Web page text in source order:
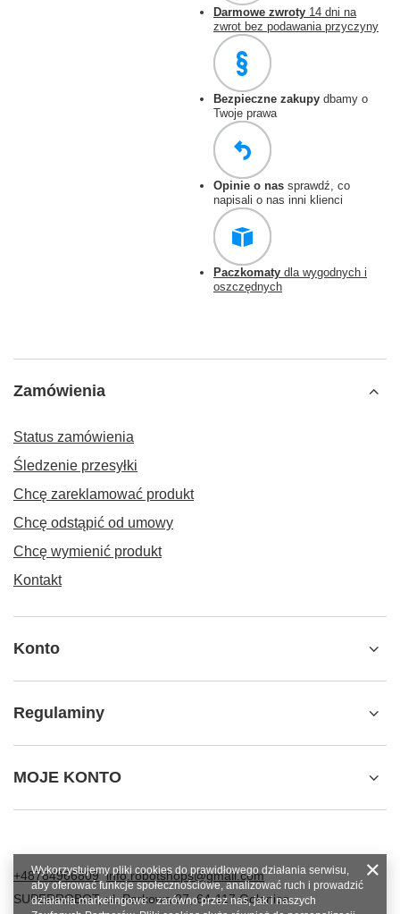
Darmowe zwroty 14 dni na
zwrot bez podawania przyczyny
Bezpieczne zakupy dbamy o
Twoje prawa
Opinie o nas sprawdź, co
napisali o nas inni klienci
Paczkomaty dla wygodnych i
oszczędnych
Zamówienia
Status zamówienia
Śledzenie przesyłki
Chcę zareklamować produkt
Chcę odstąpić od umowy
Chcę wymienić produkt
Kontakt
Konto
Regulaminy
MOJE KONTO
+48784966809 info.robotshops@gmail.com
SUPERROBOT,ul. Parkowa 27,64-117Gołanice
Wykorzystujemy pliki cookies do prawidłowego działania serwisu,
aby oferować funkcje społecznościowe, analizować ruch i prowadzić
działania marketingowe - zarówno przez nas, jak i naszych